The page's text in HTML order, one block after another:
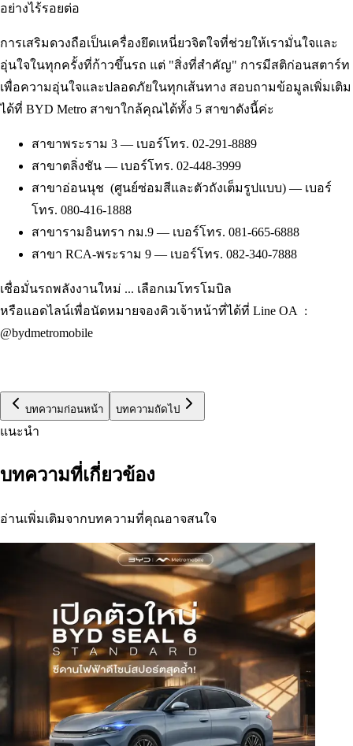
อย่างไร้รอยต่อ
การเสริมดวงถือเป็นเครื่องยึดเหนี่ยวจิตใจที่ช่วยให้เรามั่นใจและ
อุ่นใจในทุกครั้งที่ก้าวขึ้นรถ แต่ "สิ่งที่สำคัญ" การมีสติก่อนสตาร์ท
เพื่อความอุ่นใจและปลอดภัยในทุกเส้นทาง สอบถามข้อมูลเพิ่มเติม
ได้ที่ BYD Metro สาขาใกล้คุณได้ทั้ง 5 สาขาดังนี้ค่ะ
สาขาพระราม 3 — เบอร์โทร. 02-291-8889
สาขาตลิ่งชัน — เบอร์โทร. 02-448-3999
สาขาอ่อนนุช (ศูนย์ซ่อมสีและตัวถังเต็มรูปแบบ) — เบอร์
โทร. 080-416-1888
สาขารามอินทรา กม.9 — เบอร์โทร. 081-665-6888
สาขา RCA-พระราม 9 — เบอร์โทร. 082-340-7888
เชื่อมั่นรถพลังงานใหม่ ... เลือกเมโทรโมบิล
หรือแอดไลน์เพื่อนัดหมายจองคิวเจ้าหน้าที่ได้ที่ Line OA :
@bydmetromobile
บทความก่อนหน้า บทความถัดไป
แนะนำ
บทความที่เกี่ยวข้อง
อ่านเพิ่มเติมจากบทความที่คุณอาจสนใจ